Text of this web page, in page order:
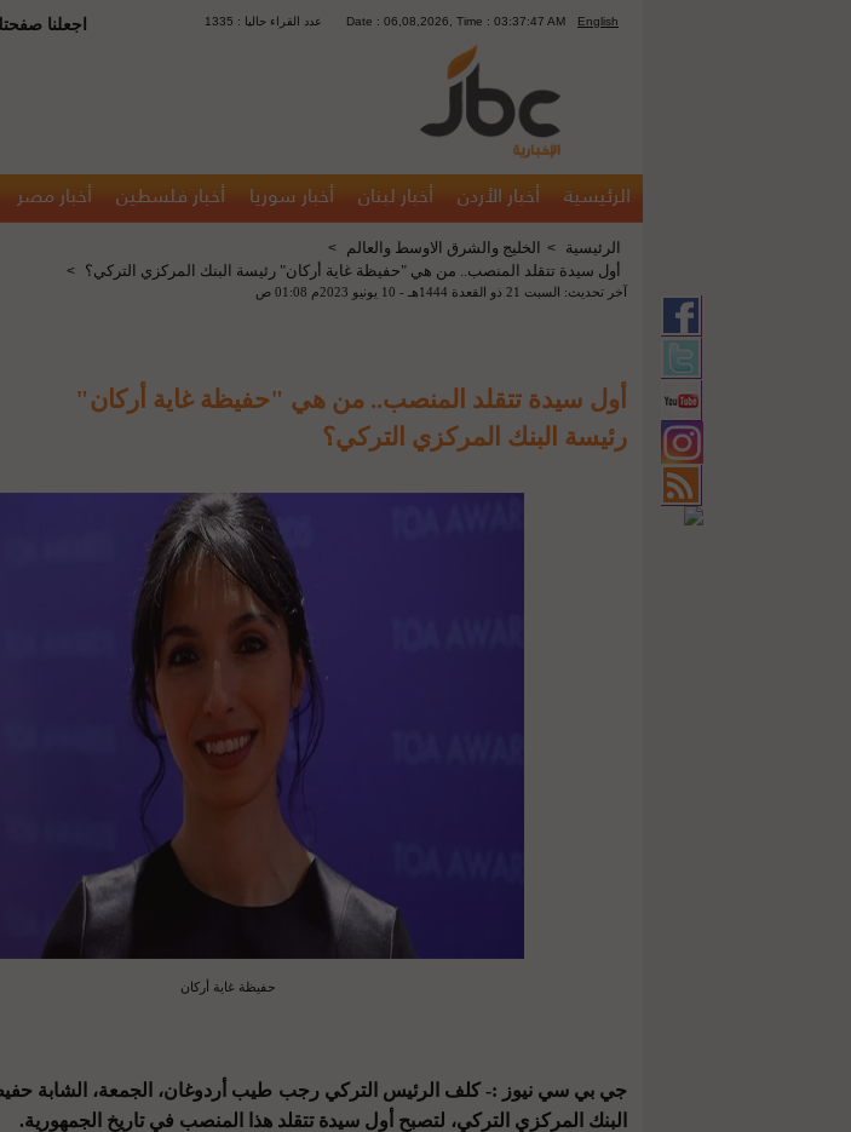
اجعلنا English
Date : 06,08,2026, Time : 03:37:47 AM 1335 : عدد القراء حاليا
الرئيسية أخبار الأردن أخبار لبنان أخبار سوريا أخبار فلسطين أخبار مصر
الرئيسية > الخليج والشرق الاوسط والعالم >
أول سيدة تتقلد المنصب.. من هي "حفيظة غاية أركان" رئيسة البنك المركزي التركي؟ >
آخر تحديث: السبت 21 ذو القعدة 1444هـ - 10 يونيو 2023م 01:08 ص
أول سيدة تتقلد المنصب.. من هي "حفيظة غاية أركان"
رئيسة البنك المركزي التركي؟
حفيظة غاية أركان
جي بي سي نيوز :- كلف الرئيس التركي رجب طيب أردوغان، الجمعة، الشابة
البنك المركزي التركي، لتصبح أول سيدة تتقلد هذا المنصب في تاريخ الجمهورية.